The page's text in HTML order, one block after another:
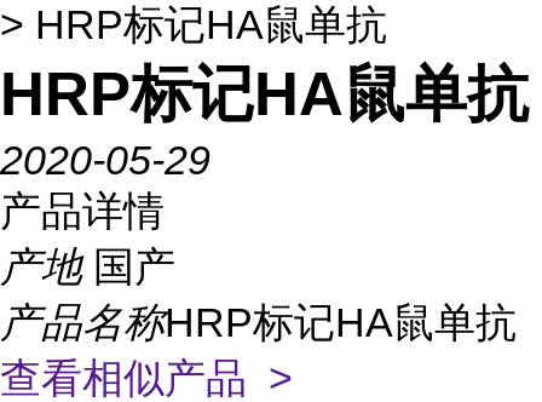
> HRP标记HA鼠单抗
HRP标记HA鼠单抗
2020-05-29
产品详情
产地 国产
产品名称HRP标记HA鼠单抗
查看相似产品 >